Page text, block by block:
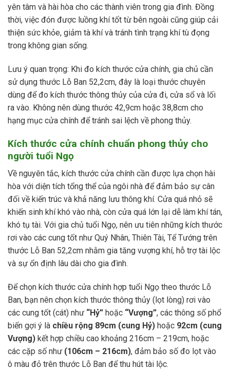
yên tâm và hài hòa cho các thành viên trong gia đình. Đồng
thời, việc đón được luồng khí tốt từ bên ngoài cũng giúp cải
thiện sức khỏe, giảm tà khí và tránh tình trạng khí tù đọng
trong không gian sống.
Lưu ý quan trọng: Khi đo kích thước cửa chính, gia chủ cần
sử dụng thước Lỗ Ban 52,2cm, đây là loại thước chuyên
dùng để đo kích thước thông thủy của cửa đi, cửa sổ và lối
ra vào. Không nên dùng thước 42,9cm hoặc 38,8cm cho
hạng mục cửa chính để tránh sai lệch về phong thủy.
Kích thước cửa chính chuẩn phong thủy cho
người tuổi Ngọ
Về nguyên tắc, kích thước cửa chính cần được lựa chọn hài
hòa với diện tích tổng thể của ngôi nhà để đảm bảo sự cân
đối về kiến trúc và khả năng lưu thông khí. Cửa quá nhỏ sẽ
khiến sinh khí khó vào nhà, còn cửa quá lớn lại dễ làm khí tán,
khó tụ tài. Với gia chủ tuổi Ngọ, nên ưu tiên những kích thước
rơi vào các cung tốt như Quý Nhân, Thiên Tài, Tể Tướng trên
thước Lỗ Ban 52,2cm nhằm gia tăng vượng khí, hỗ trợ tài lộc
và sự ổn định lâu dài cho gia đình.
Để chọn kích thước cửa chính hợp tuổi Ngọ theo thước Lỗ
Ban, bạn nên chọn kích thước thông thủy (lọt lòng) rơi vào
các cung tốt (cát) như “Hỷ” hoặc “Vượng”, các thông số phổ
biến gợi ý là chiều rộng 89cm (cung Hỷ) hoặc 92cm (cung
Vượng) kết hợp chiều cao khoảng 216cm – 219cm, hoặc
các cặp số như (106cm – 216cm), đảm bảo số đo lọt vào
ô màu đỏ trên thước Lỗ Ban để thu hút tài lộc.